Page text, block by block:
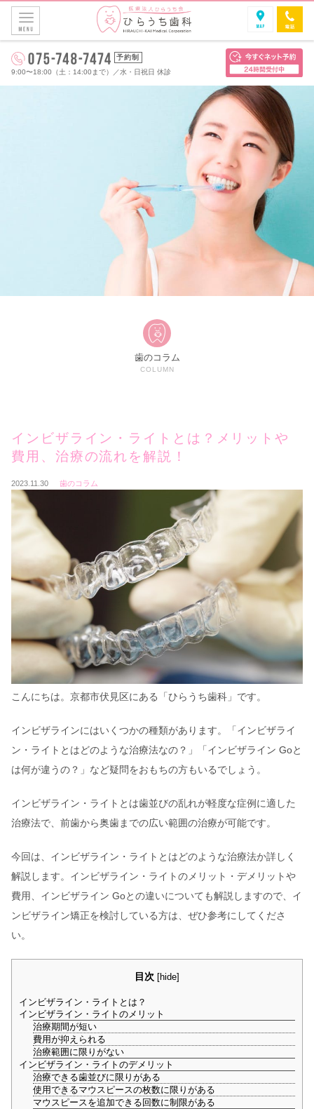
予約制
9:00〜18:00（土：14:00まで）
／水・日祝日 休診
歯のコラム
COLUMN
インビザライン・ライトとは？メリットや
費用、治療の流れを解説！
2023.11.30 歯のコラム
こんにちは。京都市伏見区にある「ひらうち歯科」です。
インビザラインにはいくつかの種類があります。「インビザライ
ン・ライトとはどのような治療法なの？」「インビザライン Goと
は何が違うの？」など疑問をおもちの方もいるでしょう。
インビザライン・ライトとは歯並びの乱れが軽度な症例に適した
治療法で、前歯から奥歯までの広い範囲の治療が可能です。
今回は、インビザライン・ライトとはどのような治療法か詳しく
解説します。インビザライン・ライトのメリット・デメリットや
費用、インビザライン Goとの違いについても解説しますので、イ
ンビザライン矯正を検討している方は、ぜひ参考にしてくださ
い。
目次 [hide]
インビザライン・ライトとは？
インビザライン・ライトのメリット
治療期間が短い
費用が抑えられる
治療範囲に限りがない
インビザライン・ライトのデメリット
治療できる歯並びに限りがある
使用できるマウスピースの枚数に限りがある
マウスピースを追加できる回数に制限がある